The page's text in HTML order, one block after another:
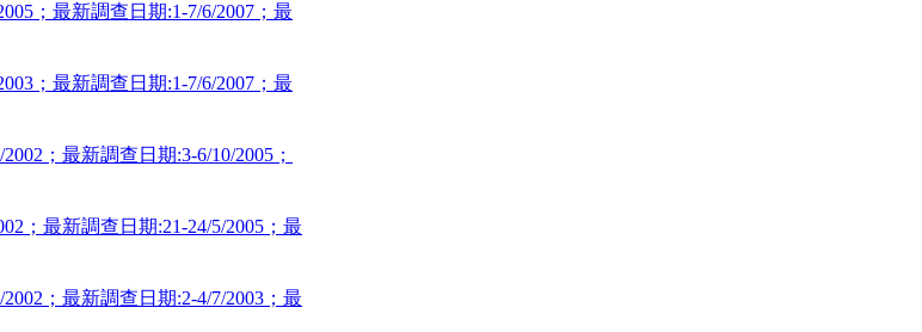
；最新調查日期:1-7/6/2007；最
；最新調查日期:1-7/6/2007；最
；最新調查日期:3-6/10/2005；
；最新調查日期:21-24/5/2005；最
；最新調查日期:2-4/7/2003；最